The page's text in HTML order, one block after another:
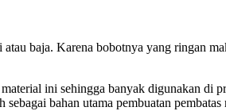
baja. Karena bobotnya yang ringan
ini sehingga banyak digunakan di
bahan utama pembuatan pembatas